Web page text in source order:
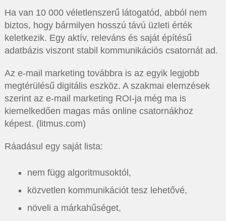
Ha van 10 000 véletlenszerű látogatód, abból nem
biztos, hogy bármilyen hosszú távú üzleti érték
keletkezik. Egy aktív, releváns és saját építésű
adatbázis viszont stabil kommunikációs csatornát ad.
Az e-mail marketing továbbra is az egyik legjobb
megtérülésű digitális eszköz. A szakmai elemzések
szerint az e-mail marketing ROI-ja még ma is
kiemelkedően magas más online csatornákhoz
képest. (litmus.com)
Ráadásul egy saját lista:
nem függ algoritmusoktól,
közvetlen kommunikációt tesz lehetővé,
növeli a márkahűséget,